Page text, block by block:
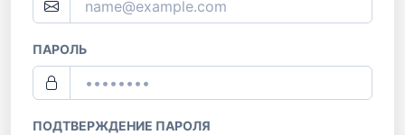
ПАРОЛЬ
ПОДТВЕРЖДЕНИЕ ПАРОЛЯ